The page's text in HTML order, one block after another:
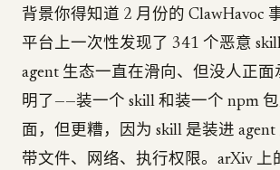
背景你得知道 2 月份的 ClawHavoc
平台上一次性发现了 341 个恶意
agent 生态一直在滑向、但没人正面
明了——装一个 skill 和装一个 npm
面，但更糟，因为 skill 是装进
带文件、网络、执行权限。arXiv 上